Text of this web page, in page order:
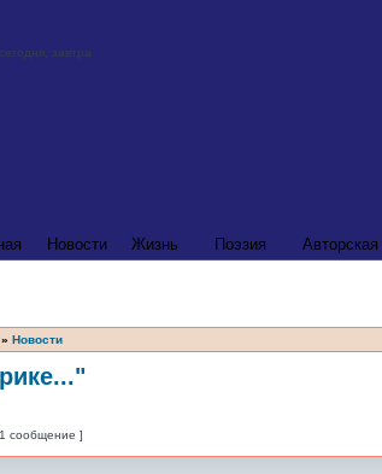
Новости Жизнь Поэзия Авторская
» Новости
сообщение ]